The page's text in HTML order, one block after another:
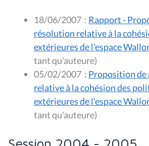
18/06/2007 : Rapport -
résolution relative à la
extérieures de l'espace
tant qu'auteure)
05/02/2007 : Proposition
relative à la cohésion des
extérieures de l'espace
tant qu'auteure)